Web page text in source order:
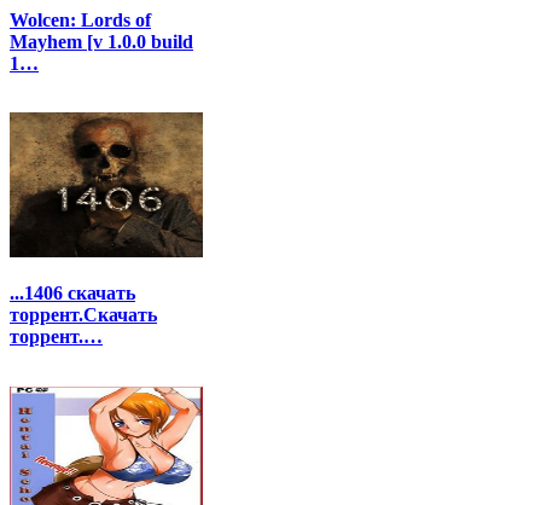
Wolcen: Lords of
Mayhem [v 1.0.0 build
1…
...1406 скачать
торрент.Скачать
торрент.…